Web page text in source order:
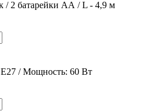
/ 2 батарейки АА / L - 4,9 м
/ Мощность: 60 Вт